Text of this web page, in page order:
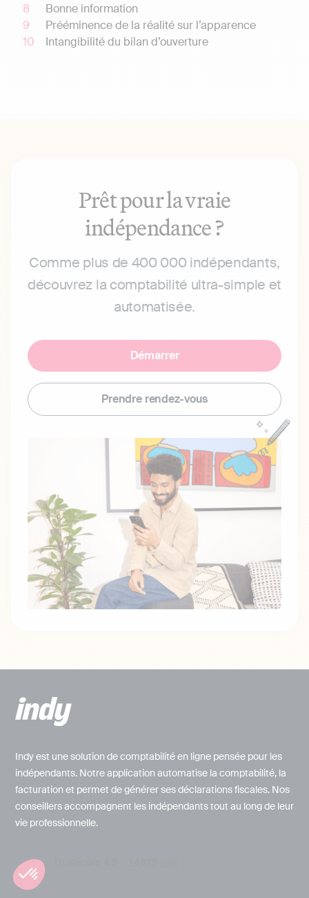
Bonne information
Prééminence de la réalité sur l’apparence
Intangibilité du bilan d’ouverture
Prêt pour la vraie
indépendance ?
Comme plus de 400 000 indépendants,
découvrez la comptabilité ultra-simple et
automatisée.
Démarrer
Prendre rendez-vous
Indy est une solution de comptabilité en ligne pensée pour les
indépendants. Notre application automatise la comptabilité, la
facturation et permet de générer ses déclarations fiscales. Nos
conseillers accompagnent les indépendants tout au long de leur
vie professionnelle.